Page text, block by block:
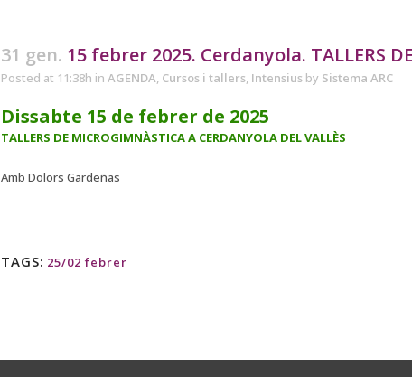
31 gen. 15 febrer 2025. Cerdanyola. TALLERS
Posted at 11:38h in AGENDA, Cursos i tallers, Intensius by Sistema ARC
Dissabte 15 de febrer de 2025
TALLERS DE MICROGIMNÀSTICA A CERDANYOLA DEL VALLÈS
Amb Dolors Gardeñas
TAGS: 25/02 febrer